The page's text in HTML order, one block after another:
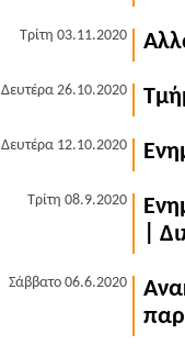
Τρίτη 03.11.2020
Δευτέρα 26.10.2020
Δευτέρα 12.10.2020
Τρίτη 08.9.2020
|
Σάββατο 06.6.2020